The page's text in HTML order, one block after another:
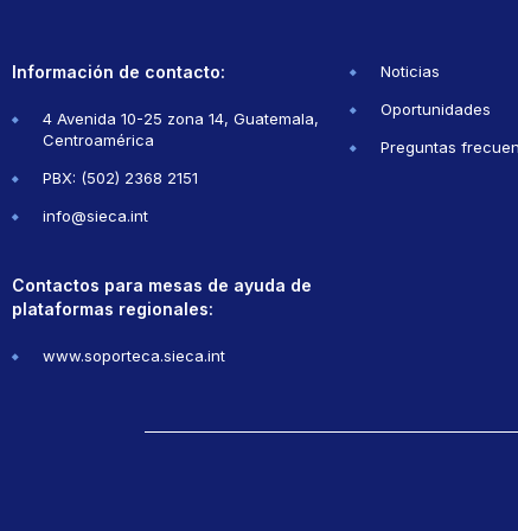
Información de contacto:
4 Avenida 10-25 zona 14, Guatemala,
Centroamérica
PBX: (502) 2368 2151
info@sieca.int
Contactos para mesas de ayuda de
plataformas regionales:
www.soporteca.sieca.int
Noticias
Oportunidades
Preguntas